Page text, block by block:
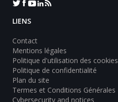
LIENS
Contact
Mentions légales
Politique d'utilisation des cookies
Politique de confidentialité
Plan du site
Termes et Conditions Générales
Cybersecurity and notices